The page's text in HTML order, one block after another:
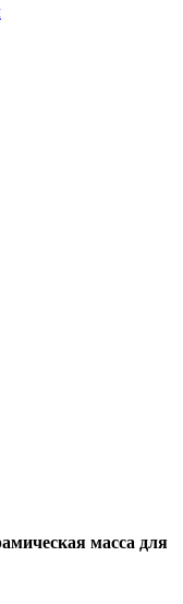
масса для